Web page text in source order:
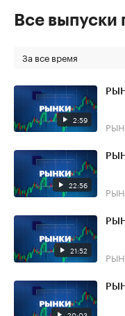
Все
За все время
2:59
22:56
21:52